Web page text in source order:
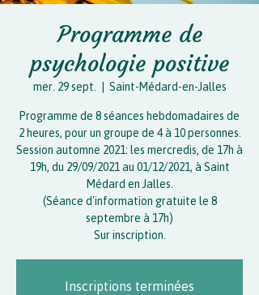
Programme de
psychologie positive
mer. 29 sept.
  |
Saint-Médard-en-Jalles
Programme de 8 séances hebdomadaires de
2 heures, pour un groupe de 4 à 10 personnes.
Session automne 2021: les mercredis, de 17h à
19h, du 29/09/2021 au 01/12/2021, à Saint
Médard en Jalles.
(Séance d'information gratuite le 8
septembre à 17h)
Sur inscription.
Inscriptions terminées